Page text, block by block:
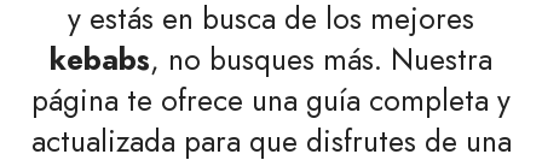
y estás en busca de los mejores
kebabs, no busques más. Nuestra
página te ofrece una guía completa y
actualizada para que disfrutes de una